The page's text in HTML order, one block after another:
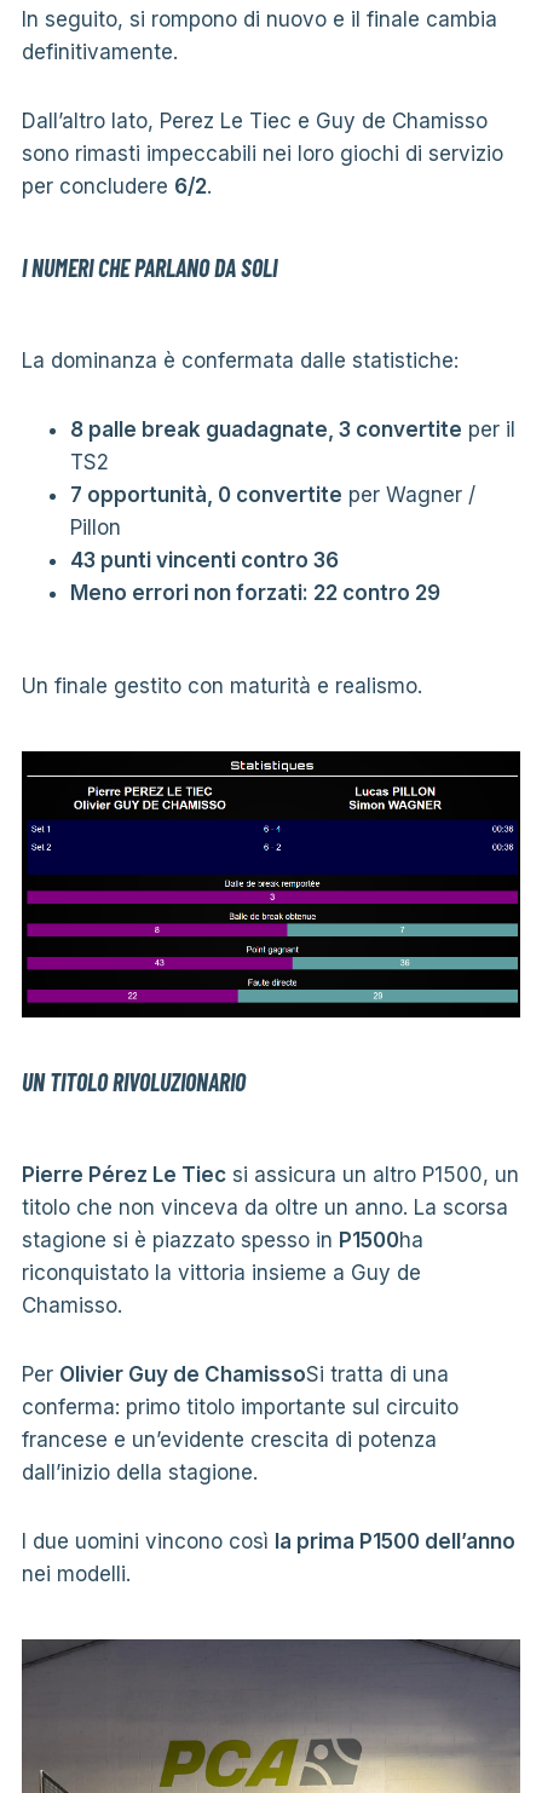
In seguito, si rompono di nuovo e il finale cambia
definitivamente.
Dall’altro lato, Perez Le Tiec e Guy de Chamisso
sono rimasti impeccabili nei loro giochi di servizio
per concludere 6/2.
I NUMERI CHE PARLANO DA SOLI
La dominanza è confermata dalle statistiche:
8 palle break guadagnate, 3 convertite per il
TS2
7 opportunità, 0 convertite per Wagner /
Pillon
43 punti vincenti contro 36
Meno errori non forzati: 22 contro 29
Un finale gestito con maturità e realismo.
UN TITOLO RIVOLUZIONARIO
Pierre Pérez Le Tiecsi assicura un altro P1500, un
titolo che non vinceva da oltre un anno. La scorsa
stagione si è piazzato spesso in P1500ha
riconquistato la vittoria insieme a Guy de
Chamisso.
Per Olivier Guy de ChamissoSi tratta di una
conferma: primo titolo importante sul circuito
francese e un’evidente crescita di potenza
dall’inizio della stagione.
I due uomini vincono così la prima P1500 dell’anno
nei modelli.